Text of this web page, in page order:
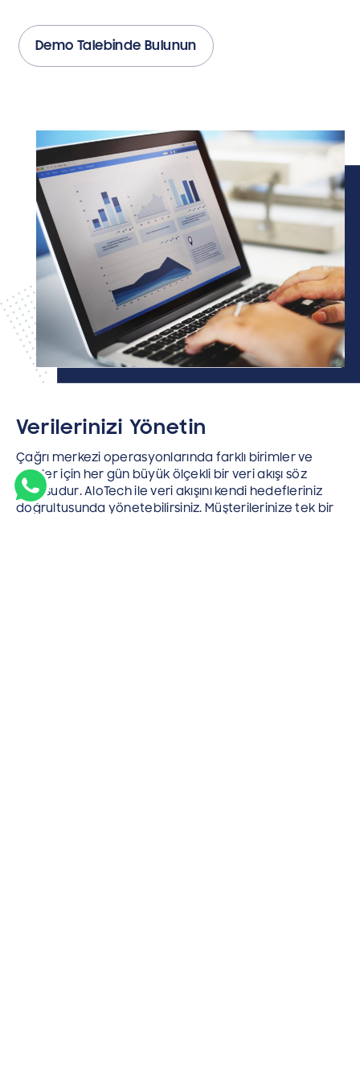
Demo Talebinde Bulunun
Verilerinizi Yönetin
Çağrı merkezi operasyonlarında farklı birimler ve
ekipler için her gün büyük ölçekli bir veri akışı söz
konusudur. AloTech ile veri akışını kendi hedefleriniz
doğrultusunda yönetebilirsiniz. Müşterilerinize tek bir